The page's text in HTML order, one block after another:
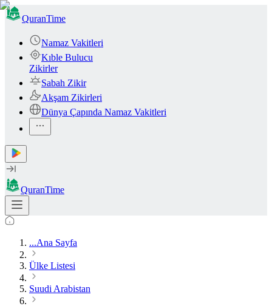
QuranTime
Namaz Vakitleri
Kıble Bulucu
Zikirler
Sabah Zikir
Akşam Zikirleri
Dünya Çapında Namaz Vakitleri
QuranTime
...Ana Sayfa
Ülke Listesi
Suudi Arabistan